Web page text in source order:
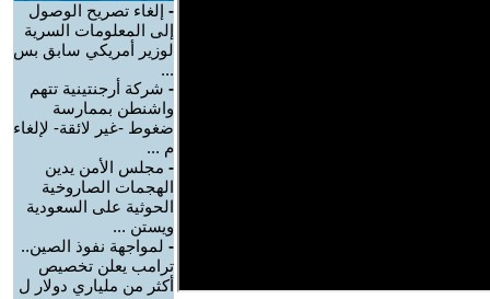
- إلغاء تصريح الوصول
إلى المعلومات السرية
لوزير أمريكي سابق بس
...
- شركة أرجنتينية تتهم
واشنطن بممارسة
ضغوط -غير لائقة- لإلغاء
م ...
- مجلس الأمن يدين
الهجمات الصاروخية
الحوثية على السعودية
ويستن ...
- لمواجهة نفوذ الصين..
ترامب يعلن تخصيص
أكثر من ملياري دولار ل